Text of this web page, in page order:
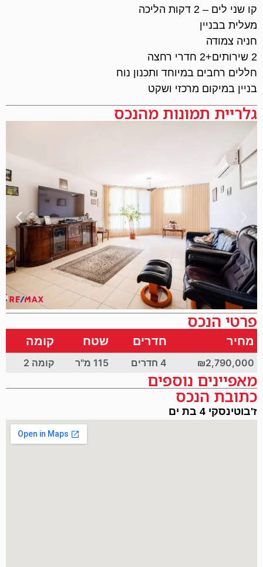
קו שני לים – 2 דקות הליכה
מעלית בבניין
חניה צמודה
2 שירותים+2 חדרי רחצה
חללים רחבים במיוחד ותכנון נוח
בניין במיקום מרכזי ושקט
גלריית תמונות מהנכס
פרטי הנכס
מחיר חדרים שטח קומה
₪2,790,000 4 חדרים 115 מ"ר קומה 2
מאפיינים נוספים
כתובת הנכס
ז'בוטינסקי 4 בת ים